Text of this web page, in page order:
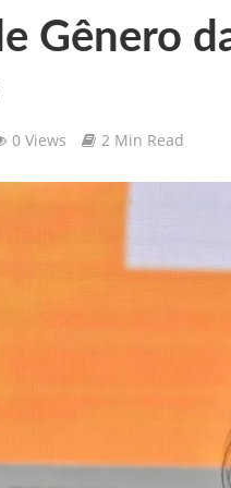
Gilberto Ribeiro celebra chegada
Santa Cruz da Baixa Verde é
Gênero
0 Views 2 Min Read